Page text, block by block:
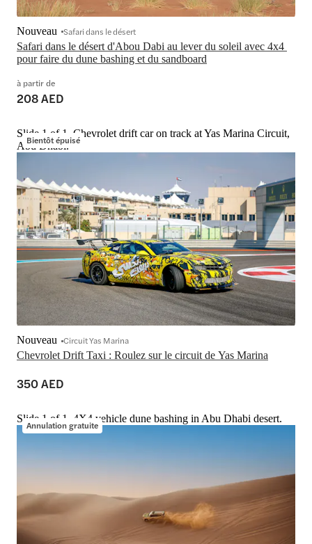
Safari dans le désert d'Abou Dabi au lever du soleil avec 4x4
pour faire du dune bashing et du sandboard
Nouveau Safari dans le désert
à partir de
208 AED
Bientôt épuisé
Slide 1 of 1, Chevrolet drift car on track at Yas Marina Circuit,
Abu Dhabi.
Chevrolet Drift Taxi : Roulez sur le circuit de Yas Marina
Nouveau Circuit Yas Marina
350 AED
Annulation gratuite
Slide 1 of 1, 4X4 vehicle dune bashing in Abu Dhabi desert.